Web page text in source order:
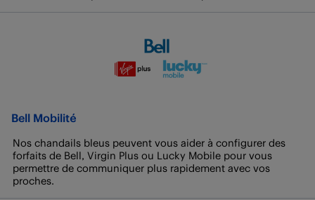
Bell Mobilité
Nos chandails bleus peuvent vous aider à configurer des
forfaits de Bell, Virgin Plus ou Lucky Mobile pour vous
permettre de communiquer plus rapidement avec vos
proches.